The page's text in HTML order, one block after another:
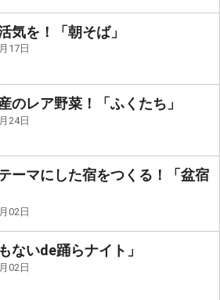
気を！「朝そば」
17日
のレア野菜！「ふくたち」
24日
ーマにした宿をつくる！「盆宿
02日
ないde踊らナイト」
02日